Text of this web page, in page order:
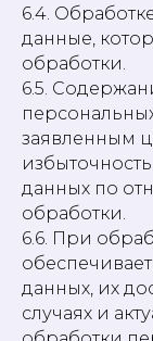
6.4.
данные,
обработки.
6.5.
заявленным
данных по
обработки.
6.6. При
данных, их
случаях и